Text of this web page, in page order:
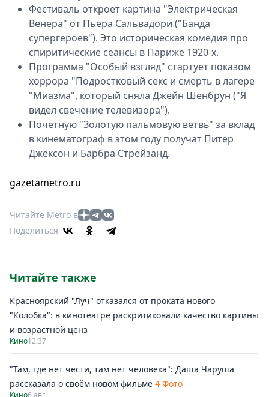
Фестиваль откроет картина "Электрическая
Венера" от Пьера Сальвадори ("Банда
супергероев"). Это историческая комедия про
спиритические сеансы в Париже 1920-х.
Программа "Особый взгляд" стартует показом
хоррора "Подростковый секс и смерть в лагере
"Миазма", который сняла Джейн Шёнбрун ("Я
видел свечение телевизора").
Почётную "Золотую пальмовую ветвь" за вклад
в кинематограф в этом году получат Питер
Джексон и Барбра Стрейзанд.
gazetametro.ru
Читайте Metro в
Поделиться
Читайте также
Красноярский "Луч" отказался от проката нового
"Колобка": в кинотеатре раскритиковали качество картины
и возрастной ценз
Кино12:37
"Там, где нет чести, там нет человека": Даша Чаруша
рассказала о своём новом фильме 4 Фото